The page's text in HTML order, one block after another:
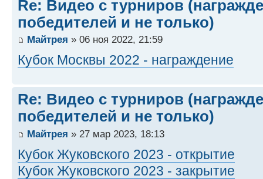
Re: Видео с турниров
победителей и не только)
Майтрея » 06 ноя 2022, 21:59
Кубок Москвы 2022 - награждение
Re: Видео с турниров
победителей и не только)
Майтрея » 27 мар 2023, 18:13
Кубок Жуковского 2023 - открытие
Кубок Жуковского 2023 - закрытие